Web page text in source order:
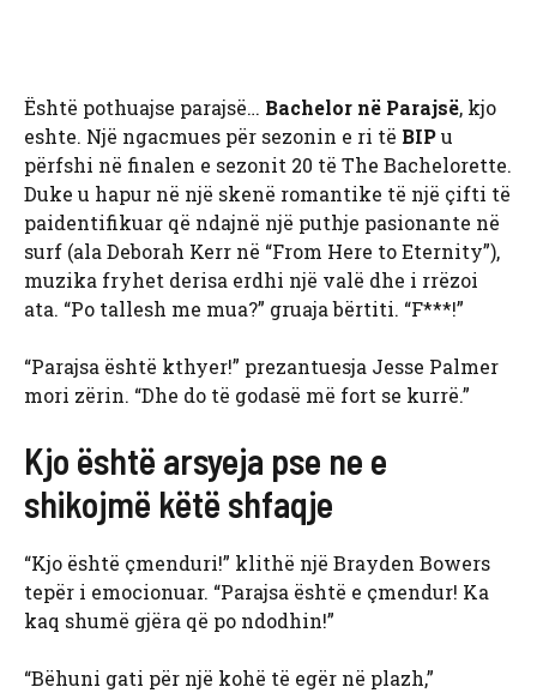
Është pothuajse parajsë… Bachelor në Parajsë, kjo
eshte. Një ngacmues për sezonin e ri të BIPu
përfshi në finalen e sezonit 20 të The Bachelorette.
Duke u hapur në një skenë romantike të një çifti të
paidentifikuar që ndajnë një puthje pasionante në
surf (ala Deborah Kerr në “From Here to Eternity”),
muzika fryhet derisa erdhi një valë dhe i rrëzoi
ata. “Po tallesh me mua?” gruaja bërtiti. “F***!”
“Parajsa është kthyer!” prezantuesja Jesse Palmer
mori zërin. “Dhe do të godasë më fort se kurrë.”
Kjo është arsyeja pse ne e
shikojmë këtë shfaqje
“Kjo është çmenduri!” klithë një Brayden Bowers
tepër i emocionuar. “Parajsa është e çmendur! Ka
kaq shumë gjëra që po ndodhin!”
“Bëhuni gati për një kohë të egër në plazh,”